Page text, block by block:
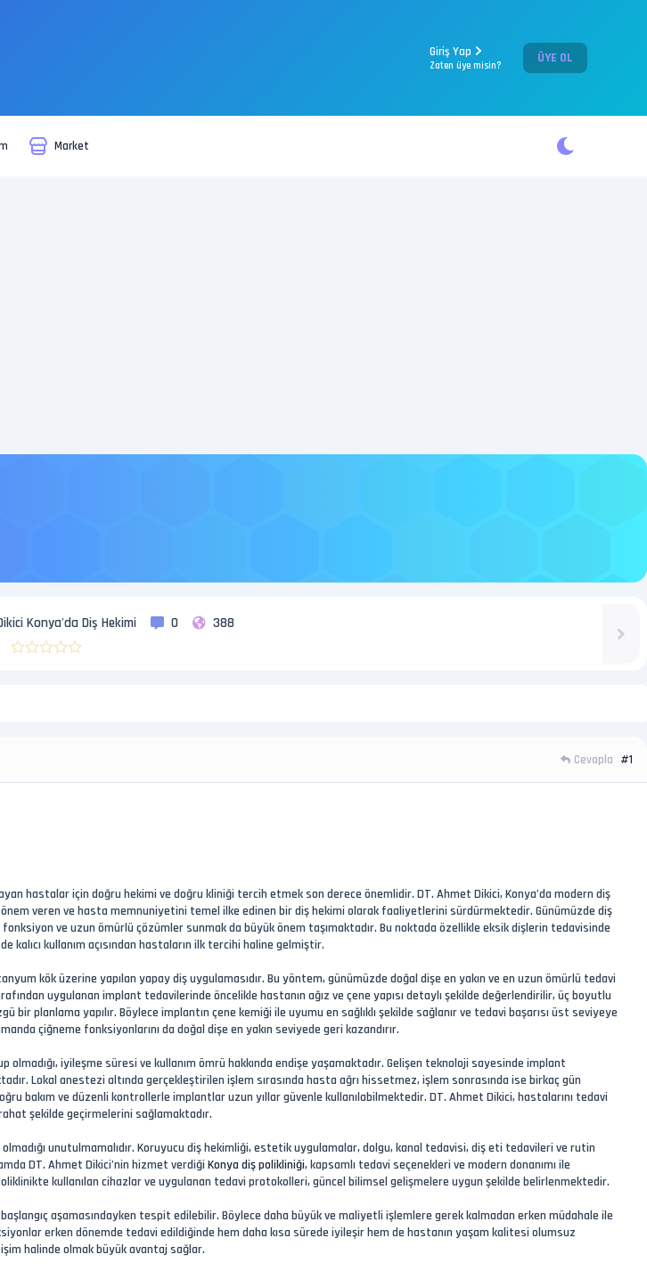
Giriş Yap
Zaten üye misin? ÜYE OL
Market
Konya'da Diş Hekimi 0 388
Cevapla #1
hastalar için doğru hekimi ve doğru kliniği tercih etmek son derece önemlidir. DT. Ahmet Dikici, Konya’da modern diş
veren ve hasta memnuniyetini temel ilke edinen bir diş hekimi olarak faaliyetlerini sürdürmektedir. Günümüzde diş
ve uzun ömürlü çözümler sunmak da büyük önem taşımaktadır. Bu noktada özellikle eksik dişlerin tedavisinde
kalıcı kullanım açısından hastaların ilk tercihi haline gelmiştir.
kök üzerine yapılan yapay diş uygulamasıdır. Bu yöntem, günümüzde doğal dişe en yakın ve en uzun ömürlü tedavi
uygulanan implant tedavilerinde öncelikle hastanın ağız ve çene yapısı detaylı şekilde değerlendirilir, üç boyutlu
planlama yapılır. Böylece implantın çene kemiği ile uyumu en sağlıklı şekilde sağlanır ve tedavi başarısı üst seviyeye
çiğneme fonksiyonlarını da doğal dişe en yakın seviyede geri kazandırır.
olmadığı, iyileşme süresi ve kullanım ömrü hakkında endişe yaşamaktadır. Gelişen teknoloji sayesinde implant
Lokal anestezi altında gerçekleştirilen işlem sırasında hasta ağrı hissetmez, işlem sonrasında ise birkaç gün
bakım ve düzenli kontrollerle implantlar uzun yıllar güvenle kullanılabilmektedir. DT. Ahmet Dikici, hastalarını tedavi
şekilde geçirmelerini sağlamaktadır.
unutulmamalıdır. Koruyucu diş hekimliği, estetik uygulamalar, dolgu, kanal tedavisi, diş eti tedavileri ve rutin
DT. Ahmet Dikici’nin hizmet verdiği Konya diş polikliniği, kapsamlı tedavi seçenekleri ve modern donanımı ile
kullanılan cihazlar ve uygulanan tedavi protokolleri, güncel bilimsel gelişmelere uygun şekilde belirlenmektedir.
aşamasındayken tespit edilebilir. Böylece daha büyük ve maliyetli işlemlere gerek kalmadan erken müdahale ile
erken dönemde tedavi edildiğinde hem daha kısa sürede iyileşir hem de hastanın yaşam kalitesi olumsuz
halinde olmak büyük avantaj sağlar.